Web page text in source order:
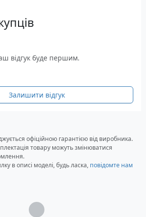
відгук буде першим.
Залишити відгук
офіційною гарантією від виробника.
товару можуть змінюватися
в описі моделі, будь ласка, повідомте нам